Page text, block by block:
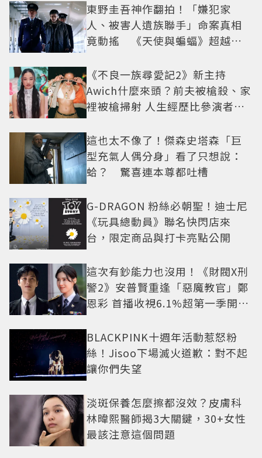
東野圭吾神作翻拍！「嫌犯家
人、被害人遺族聯手」命案真相
竟動搖 《天使與蝙蝠》超越懸
《不良一族尋愛記2》新主持
Awich什麼來頭？前夫被槍殺、家
裡被槍掃射 人生經歷比參演者還
這也太不像了！傑森史塔森「巨
型充氣人偶分身」看了只想說：
蛤？ 驚喜連本尊都吐槽
G-DRAGON 粉絲必朝聖！迪士尼
《玩具總動員》聯名快閃店來
台，限定商品與打卡亮點公開
這次有鈔能力也沒用！《財閥X刑
警2》安普賢重逢「惡魔教官」鄭
恩彩 首播收視6.1%超第一季開紅
BLACKPINK十週年活動惹怒粉
絲！Jisoo下場滅火道歉：對不起
讓你們失望
淡斑保養怎麼擦都沒效？皮膚科
林暐熙醫師揭3大關鍵，30+女性
最該注意這個問題